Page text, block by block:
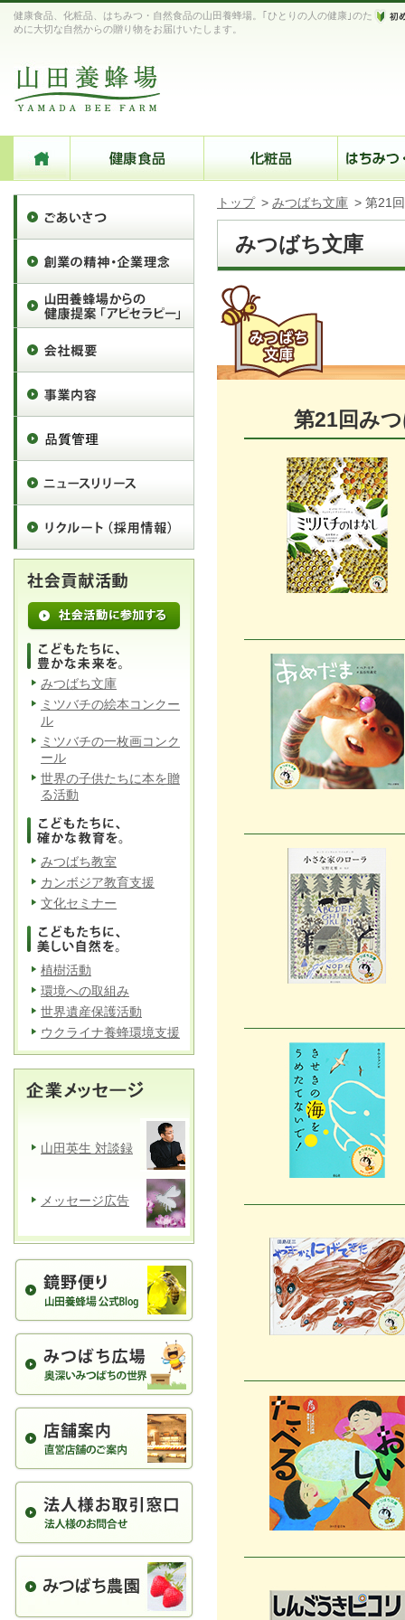
健康食品、化粧品、はちみつ・自然食品の山田養蜂場。｢ひとりの人の健康｣のた
めに大切な自然からの贈り物をお届けいたします。
トップ > みつばち文庫 > 第21
みつばち文庫
第21回
みつばち文庫
ミツバチの絵本コンクー
ル
ミツバチの一枚画コンク
ール
世界の子供たちに本を贈
る活動
みつばち教室
カンボジア教育支援
文化セミナー
植樹活動
環境への取組み
世界遺産保護活動
ウクライナ養蜂環境支援
山田英生 対談録
メッセージ広告